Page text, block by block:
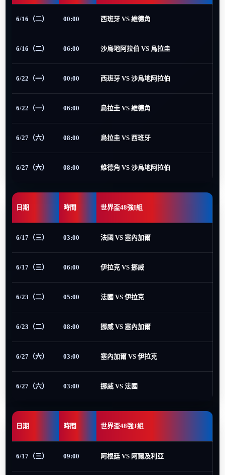
6/16（二） 00:00 西班牙 VS 維德角
6/16（二） 06:00 沙烏地阿拉伯 VS 烏拉圭
6/22（一） 00:00 西班牙 VS 沙烏地阿拉伯
6/22（一） 06:00 烏拉圭 VS 維德角
6/27（六） 08:00 烏拉圭 VS 西班牙
6/27（六） 08:00 維德角 VS 沙烏地阿拉伯
日期 時間 世界盃48強I組
6/17（三） 03:00 法國 VS 塞內加爾
6/17（三） 06:00 伊拉克 VS 挪威
6/23（二） 05:00 法國 VS 伊拉克
6/23（二） 08:00 挪威 VS 塞內加爾
6/27（六） 03:00 塞內加爾 VS 伊拉克
6/27（六） 03:00 挪威 VS 法國
日期 時間 世界盃48強J組
6/17（三） 09:00 阿根廷 VS 阿爾及利亞